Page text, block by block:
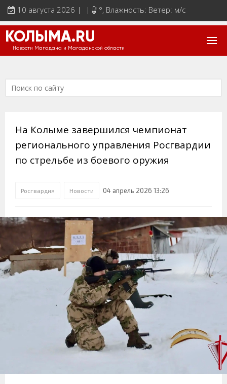
10 августа 2026 | | °, Влажность: Ветер: м/с
КОЛЫМА.RU
Новости Магадана и Магаданской области
На Колыме завершился чемпионат
регионального управления Росгвардии
по стрельбе из боевого оружия
Росгвардия Новости 04 апрель 2026 13:26